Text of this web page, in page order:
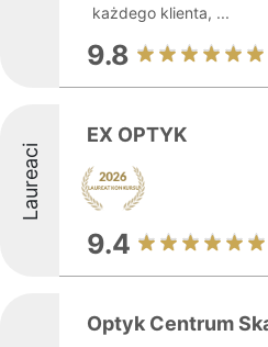
każdego klienta, ...
9.8
Laureaci
EX OPTYK
9.4
Optyk Centrum